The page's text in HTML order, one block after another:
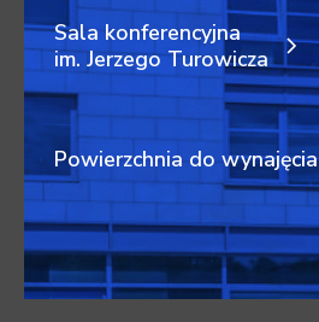
Sala konferencyjna
im. Jerzego Turowicza
Powierzchnia do wynajęcia